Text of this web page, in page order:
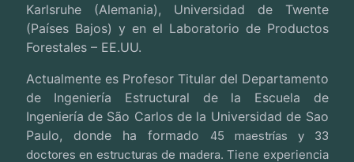
Karlsruhe (Alemania), Universidad de Twente
(Países Bajos) y en el Laboratorio de Productos
Forestales – EE.UU.
Actualmente es Profesor Titular del Departamento
de Ingeniería Estructural de la Escuela de
Ingeniería de São Carlos de la Universidad de Sao
Paulo, donde ha formado 45 maestrías y 33
doctores en estructuras de madera. Tiene experiencia